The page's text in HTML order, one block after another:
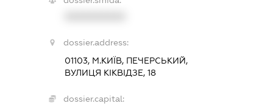
dossier.address:
01103, М.КИЇВ, ПЕЧЕРСЬКИЙ,
ВУЛИЦЯ КІКВІДЗЕ, 18
dossier.capital: